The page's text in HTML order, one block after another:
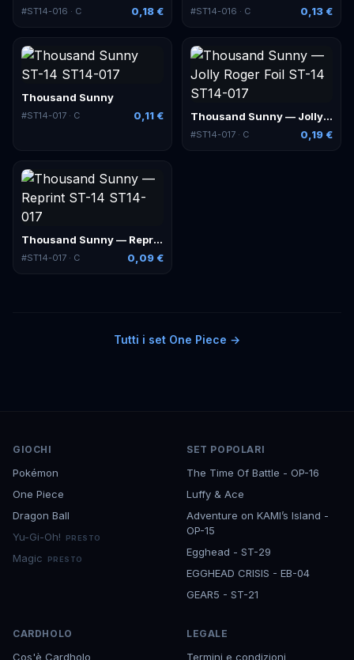
#ST14-016 · C 0,18 € #ST14-016 · C 0,13 €
Thousand Sunny
#ST14-017 · C 0,11 € Thousand Sunny — Jolly Roger Foil
#ST14-017 · C 0,19 €
Thousand Sunny — Reprint
#ST14-017 · C 0,09 €
Tutti i set One Piece →
GIOCHI
Pokémon
One Piece
Dragon Ball
Yu-Gi-Oh!
PRESTO
Magic PRESTO
SET POPOLARI
The Time Of Battle - OP-16
Luffy & Ace
Adventure on KAMI’s Island -
OP-15
Egghead - ST-29
EGGHEAD CRISIS - EB-04
GEAR5 - ST-21
CARDHOLO
Cos'è Cardholo
LEGALE
Termini e condizioni